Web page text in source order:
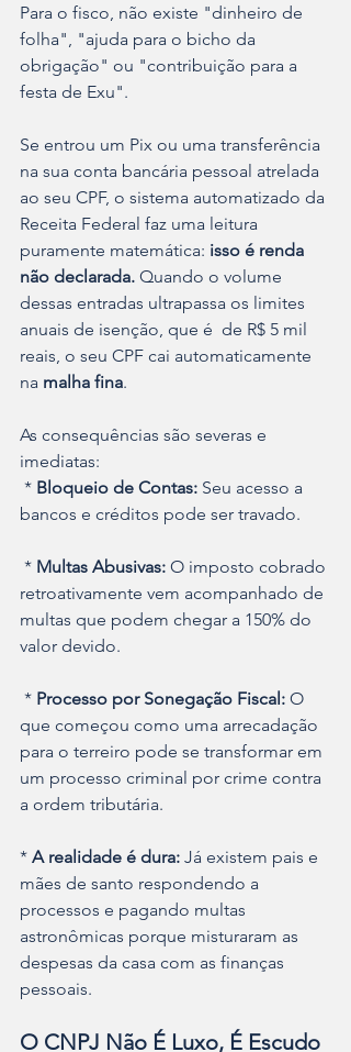
Para o fisco, não existe "dinheiro de
folha", "ajuda para o bicho da
obrigação" ou "contribuição para a
festa de Exu".
Se entrou um Pix ou uma transferência
na sua conta bancária pessoal atrelada
ao seu CPF, o sistema automatizado da
Receita Federal faz uma leitura
puramente matemática: isso é renda
não declarada. Quando o volume
dessas entradas ultrapassa os limites
anuais de isenção, que é  de R$ 5 mil
reais, o seu CPF cai automaticamente
na malha fina.
As consequências são severas e
imediatas:
* Bloqueio de Contas: Seu acesso a
bancos e créditos pode ser travado.
* Multas Abusivas: O imposto cobrado
retroativamente vem acompanhado de
multas que podem chegar a 150% do
valor devido.
* Processo por Sonegação Fiscal: O
que começou como uma arrecadação
para o terreiro pode se transformar em
um processo criminal por crime contra
a ordem tributária.
* A realidade é dura: Já existem pais e
mães de santo respondendo a
processos e pagando multas
astronômicas porque misturaram as
despesas da casa com as finanças
pessoais.
O CNPJ Não É Luxo, É Escudo